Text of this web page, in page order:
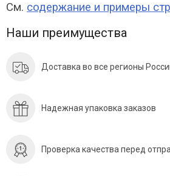
См. содержание и примеры
Наши преимущества
Доставка во все регионы
Надежная упаковка заказов
Проверка качества перед